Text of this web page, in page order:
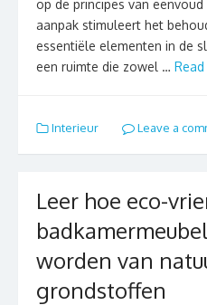
op de principes van
aanpak stimuleert het
essentiële elementen in de
een ruimte die zowel …
Interieur Leave a
Leer hoe eco-
worden van
grondstoffen